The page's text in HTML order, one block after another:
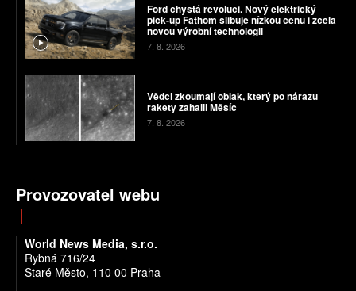
Ford chystá revoluci. Nový elektrický
pick-up Fathom slibuje nízkou cenu i zcela
novou výrobní technologii
7. 8. 2026
Vědci zkoumají oblak, který po nárazu
rakety zahalil Měsíc
7. 8. 2026
Provozovatel webu
World News Media, s.r.o.
Rybná 716/24
Staré Město, 110 00 Praha